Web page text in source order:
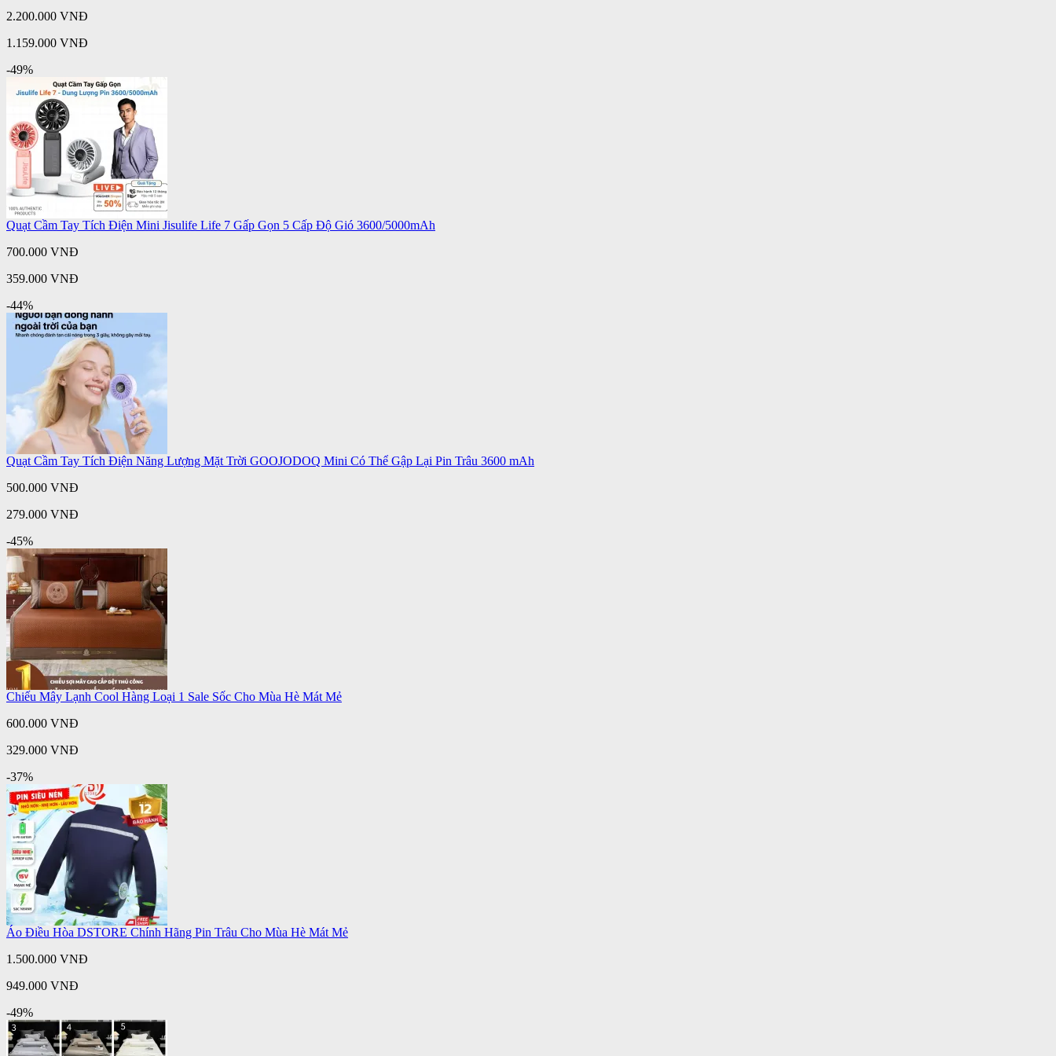
2.200.000 VNĐ
1.159.000 VNĐ
-49%
Quạt Cầm Tay Tích Điện Mini Jisulife Life 7 Gấp Gọn 5 Cấp Độ Gió 3600/5000mAh
700.000 VNĐ
359.000 VNĐ
-44%
Quạt Cầm Tay Tích Điện Năng Lượng Mặt Trời GOOJODOQ Mini Có Thể Gập Lại Pin Trâu 3600 mAh
500.000 VNĐ
279.000 VNĐ
-45%
Chiếu Mây Lạnh Cool Hàng Loại 1 Sale Sốc Cho Mùa Hè Mát Mẻ
600.000 VNĐ
329.000 VNĐ
-37%
Áo Điều Hòa DSTORE Chính Hãng Pin Trâu Cho Mùa Hè Mát Mẻ
1.500.000 VNĐ
949.000 VNĐ
-49%